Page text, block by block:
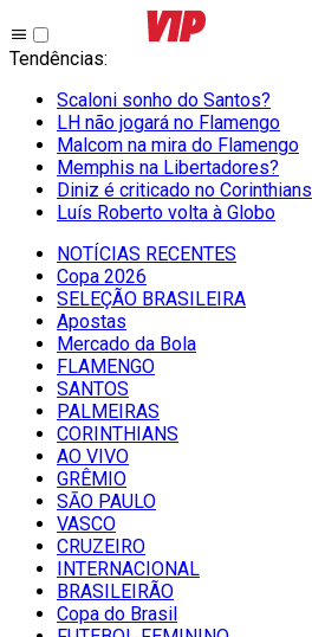
Tendências:
Scaloni sonho do Santos?
LH não jogará no Flamengo
Malcom na mira do Flamengo
Memphis na Libertadores?
Diniz é criticado no Corinthians
Luís Roberto volta à Globo
NOTÍCIAS RECENTES
Copa 2026
SELEÇÃO BRASILEIRA
Apostas
Mercado da Bola
FLAMENGO
SANTOS
PALMEIRAS
CORINTHIANS
AO VIVO
GRÊMIO
SĀO PAULO
VASCO
CRUZEIRO
INTERNACIONAL
BRASILEIRÃO
Copa do Brasil